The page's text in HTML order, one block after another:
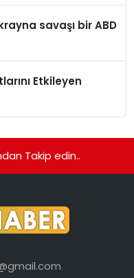
savaşı bir ABD
Etkileyen
Takip edin..